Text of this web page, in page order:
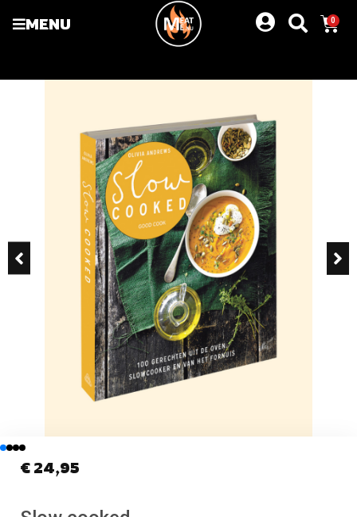
MENU 0
€ 24,95